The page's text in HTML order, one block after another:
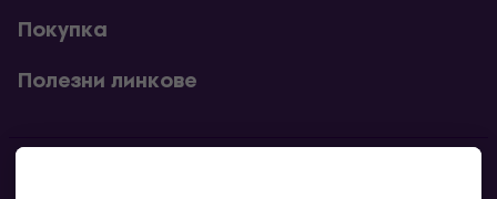
Покупка
Полезни линкове